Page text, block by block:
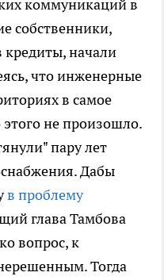
коммуникаций в
собственники,
кредиты, начали
что инженерные
в самое
не произошло.
пару лет
Дабы
в проблему
глава Тамбова
вопрос, к
Тогда